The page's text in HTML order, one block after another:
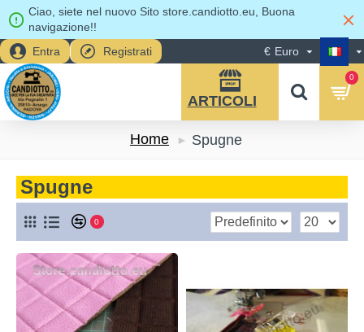
Ciao, siete nel nuovo Sito store.candiotto.eu, Buona
navigazione!!
Entra
Registrati € Euro
0
Home Spugne
Spugne
0